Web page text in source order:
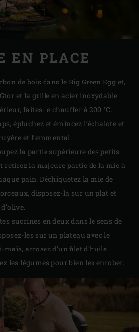
EN PLACE
de bois dans le Big Green Egg et,
et lagrille en acier inoxydable
faites-le chauffer à 200 °C.
épluchez et émincez l’échalote et
et l’emmental.
la partie supérieure des petits
retirez la majeure partie de la mie à
pain. Déchiquetez la mie de
disposez-la sur un plat et
sucrines en deux dans le sens de
les sur un plateau avec le
arrosez d’un filet d’huile
les légumes pour bien les enrober.